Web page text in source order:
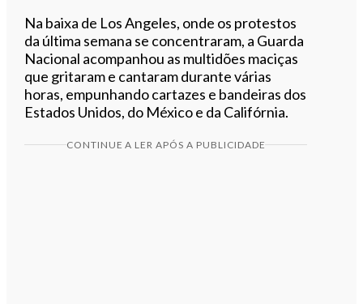
Na baixa de Los Angeles, onde os protestos
da última semana se concentraram, a Guarda
Nacional acompanhou as multidões maciças
que gritaram e cantaram durante várias
horas, empunhando cartazes e bandeiras dos
Estados Unidos, do México e da Califórnia.
CONTINUE A LER APÓS A PUBLICIDADE